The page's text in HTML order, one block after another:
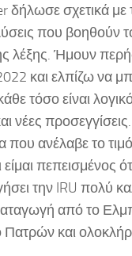
δήλωσε σχετικά
που βοηθούν
λέξης. Ήμουν
και ελπίζω να
τόσο είναι
νέες
που ανέλαβε το
πεπεισμένος
την IRU πολύ
από το
και